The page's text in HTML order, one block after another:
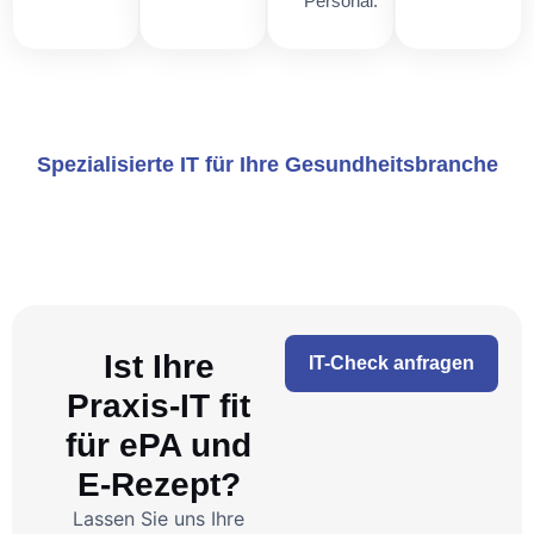
Spezialisierte IT für Ihre Gesundheitsbranche
Ist Ihre
Praxis-IT fit
für ePA und
E-Rezept?
Lassen Sie uns Ihre
IT-Check anfragen